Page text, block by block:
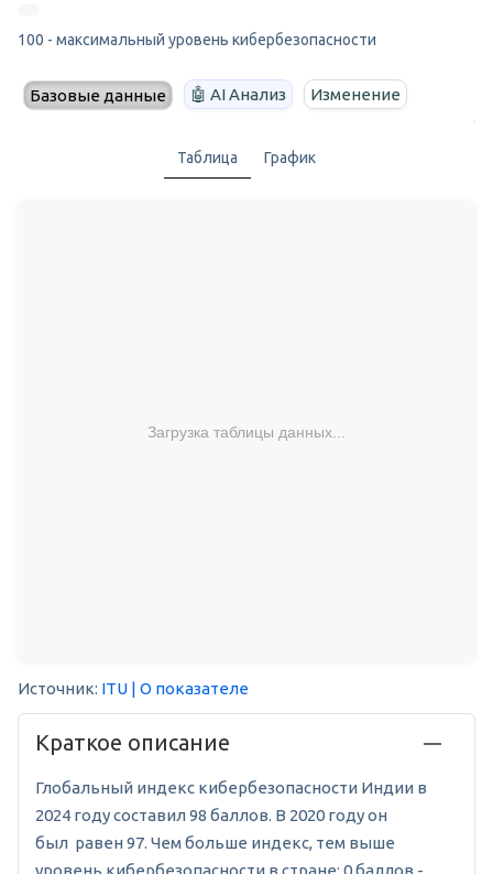
100 - максимальный уровень кибербезопасности
Базовые данные 🤖 AI Анализ Изменение
Таблица График
Загрузка таблицы данных...
Источник: ITU | О показателе
Краткое описание
Глобальный индекс кибербезопасности Индии в
2024 году составил 98 баллов. В 2020 году он
был равен 97. Чем больше индекс, тем выше